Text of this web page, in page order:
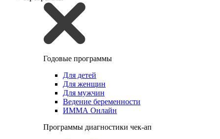
Годовые программы
Для детей
Для женщин
Для мужчин
Ведение беременности
ИММА Онлайн
Программы диагностики чек-ап